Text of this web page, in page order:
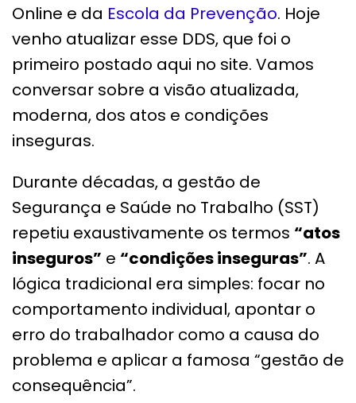
Online e da Escola da Prevenção. Hoje
venho atualizar esse DDS, que foi o
primeiro postado aqui no site. Vamos
conversar sobre a visão atualizada,
moderna, dos atos e condições
inseguras.
Durante décadas, a gestão de
Segurança e Saúde no Trabalho (SST)
repetiu exaustivamente os termos “atos
inseguros” e “condições inseguras”. A
lógica tradicional era simples: focar no
comportamento individual, apontar o
erro do trabalhador como a causa do
problema e aplicar a famosa “gestão de
consequência”.